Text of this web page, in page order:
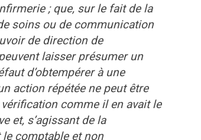
; que, sur le fait de la
soins ou de communication
de direction de
laisser présumer un
d’obtempérer à une
action répétée ne peut être
comme il en avait le
et, s’agissant de la
comptable et non